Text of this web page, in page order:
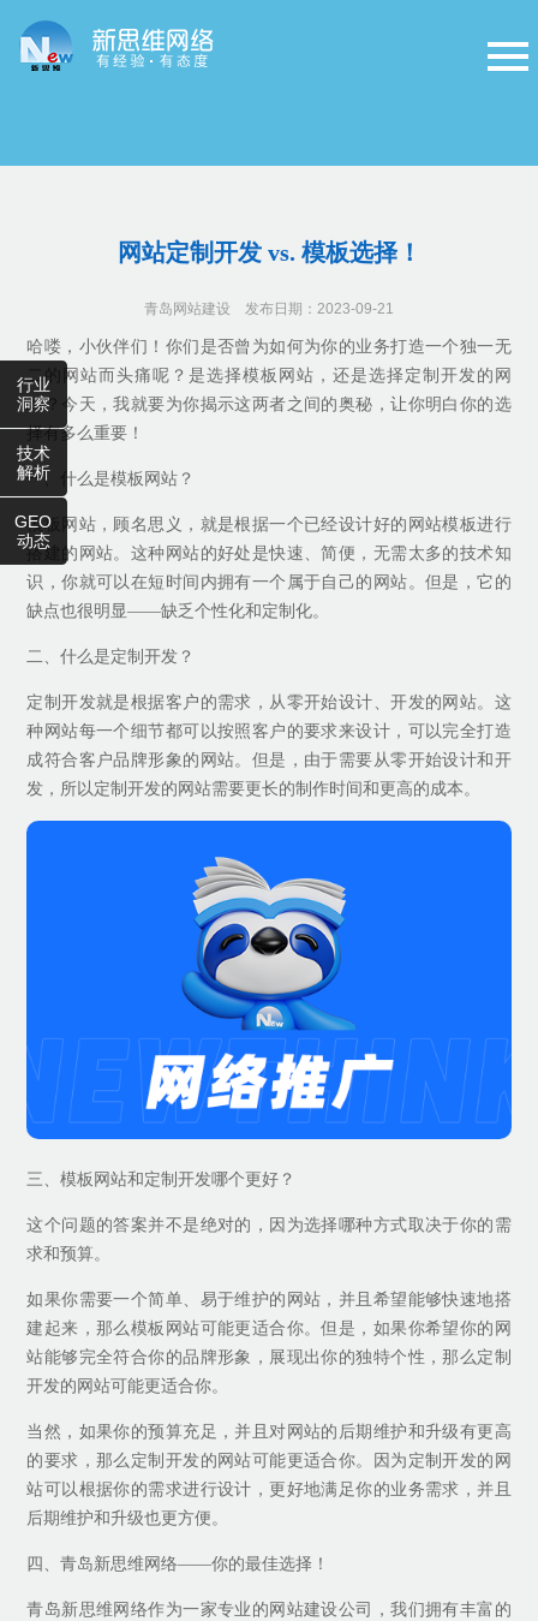
网站定制开发 vs. 模板选择！
青岛网站建设 发布日期：2023-09-21
哈喽，小伙伴们！你们是否曾为如何为你的业务打造一个独一无
二的网站而头痛呢？是选择模板网站，还是选择定制开发的网
站？今天，我就要为你揭示这两者之间的奥秘，让你明白你的选
择有多么重要！
一、什么是模板网站？
模板网站，顾名思义，就是根据一个已经设计好的网站模板进行
搭建的网站。这种网站的好处是快速、简便，无需太多的技术知
识，你就可以在短时间内拥有一个属于自己的网站。但是，它的
缺点也很明显——缺乏个性化和定制化。
二、什么是定制开发？
定制开发就是根据客户的需求，从零开始设计、开发的网站。这
种网站每一个细节都可以按照客户的要求来设计，可以完全打造
成符合客户品牌形象的网站。但是，由于需要从零开始设计和开
发，所以定制开发的网站需要更长的制作时间和更高的成本。
三、模板网站和定制开发哪个更好？
这个问题的答案并不是绝对的，因为选择哪种方式取决于你的需
求和预算。
如果你需要一个简单、易于维护的网站，并且希望能够快速地搭
建起来，那么模板网站可能更适合你。但是，如果你希望你的网
站能够完全符合你的品牌形象，展现出你的独特个性，那么定制
开发的网站可能更适合你。
当然，如果你的预算充足，并且对网站的后期维护和升级有更高
的要求，那么定制开发的网站可能更适合你。因为定制开发的网
站可以根据你的需求进行设计，更好地满足你的业务需求，并且
后期维护和升级也更方便。
四、青岛新思维网络——你的最佳选择！
青岛新思维网络作为一家专业的网站建设公司，我们拥有丰富的
行业
洞察
技术
解析
GEO
动态